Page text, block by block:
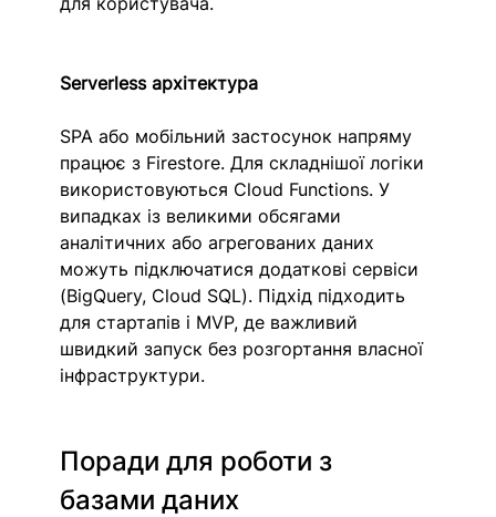
Serverless архітектура
SPA або мобільний застосунок напряму
працює з Firestore. Для складнішої логіки
використовуються Cloud Functions. У
випадках із великими обсягами
аналітичних або агрегованих даних
можуть підключатися додаткові сервіси
(BigQuery, Cloud SQL). Підхід підходить
для стартапів і MVP, де важливий
швидкий запуск без розгортання власної
інфраструктури.
Поради для роботи з
базами даних